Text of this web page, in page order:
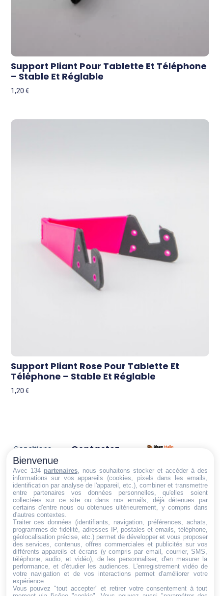
Support Pliant Pour Tablette Et Téléphone
– Stable Et Réglable
1,20€
Support Pliant Rose Pour Tablette Et
Téléphone – Stable Et Réglable
1,20€
Trouvez ce qu'il vous faut,
au bon endroit
Conditions
générales
de vente
Politique de
cookies
Politique de
confidentialité
Mentions
légales
Conditions de
retour et de
remboursement
Droit de
Contactez-
Email:
dt@sasbms.fr
Bienvenue
Avec 134 partenaires, nous souhaitons stocker et accéder à des
informations sur vos appareils (cookies, pixels dans les emails,
identification par analyse de l'appareil, etc.), combiner et transmettre
entre partenaires vos données personnelles, qu'elles soient
collectées sur ce site ou dans nos emails, déjà détenues par
certains d'entre nous ou obtenues ultérieurement, y compris dans
d'autres contextes.
Traiter ces données (identifiants, navigation, préférences, achats,
programmes de fidélité, adresses IP, postales et emails, téléphone,
géolocalisation précise, etc.) permet de développer et vous proposer
des services, contenus, offres commerciales et publicités sur vos
différents appareils et écrans (y compris par email, courrier, SMS,
téléphone, audio, et vidéo), de les personnaliser, d'en mesurer la
performance, et d'étudier les audiences. L'enregistrement vidéo de
votre navigation et de vos interactions permet d'améliorer votre
expérience.
Vous pouvez "tout accepter" et retirer votre consentement à tout